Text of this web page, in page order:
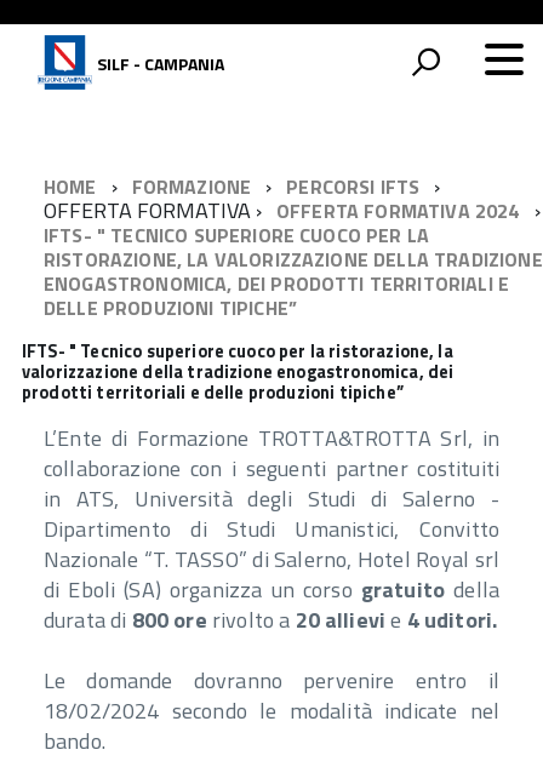
SILF - CAMPANIA
HOME FORMAZIONE PERCORSI IFTS
OFFERTA FORMATIVA
OFFERTA FORMATIVA 2024
IFTS- " TECNICO SUPERIORE CUOCO PER LA
RISTORAZIONE, LA VALORIZZAZIONE DELLA TRADIZIONE
ENOGASTRONOMICA, DEI PRODOTTI TERRITORIALI E
DELLE PRODUZIONI TIPICHE”
IFTS- " Tecnico superiore cuoco per la ristorazione, la
valorizzazione della tradizione enogastronomica, dei
prodotti territoriali e delle produzioni tipiche”
L’Ente di Formazione TROTTA&TROTTA Srl, in
collaborazione con i seguenti partner costituiti
in ATS, Università degli Studi di Salerno -
Dipartimento di Studi Umanistici, Convitto
Nazionale “T. TASSO” di Salerno, Hotel Royal srl
di Eboli (SA) organizza un corso gratuito della
durata di 800 ore rivolto a 20 allievie 4 uditori.
Le domande dovranno pervenire entro il
18/02/2024 secondo le modalità indicate nel
bando.